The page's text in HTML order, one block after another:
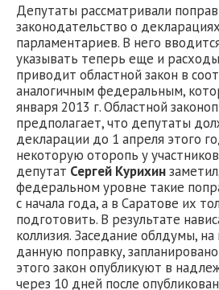
Депутаты рассматривали
законодательство о
парламентариев. В него
указывать теперь еще и
приводит областной закон в
аналогичным федеральным,
января 2013 г. Областной
предполагает, что депутаты
декларации до 1 апреля этого
некоторую оторопь у
депутат Сергей Курихин
федеральном уровне такие
с начала года, а в Саратове их
подготовить. В результате
коллизия. Заседание облдумы,
данную поправку,
этого закон опубликуют в
через 10 дней после